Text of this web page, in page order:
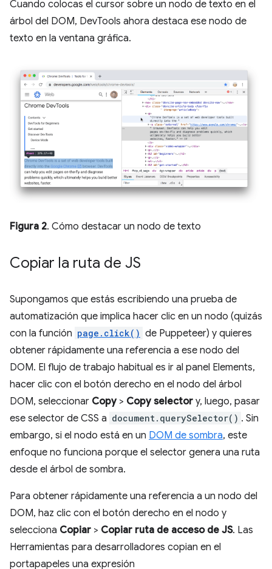
Cuando colocas el cursor sobre un nodo de texto en el
árbol del DOM, DevTools ahora destaca ese nodo de
texto en la ventana gráfica.
Figura 2. Cómo destacar un nodo de texto
Copiar la ruta de JS
Supongamos que estás escribiendo una prueba de
automatización que implica hacer clic en un nodo (quizás
con la función page.click() de Puppeteer) y quieres
obtener rápidamente una referencia a ese nodo del
DOM. El flujo de trabajo habitual es ir al panel Elements,
hacer clic con el botón derecho en el nodo del árbol
DOM, seleccionar Copy> Copy selector y, luego, pasar
ese selector de CSS a document.querySelector() . Sin
embargo, si el nodo está en un DOM de sombra, este
enfoque no funciona porque el selector genera una ruta
desde el árbol de sombra.
Para obtener rápidamente una referencia a un nodo del
DOM, haz clic con el botón derecho en el nodo y
selecciona Copiar > Copiar ruta de acceso de JS. Las
Herramientas para desarrolladores copian en el
portapapeles una expresión